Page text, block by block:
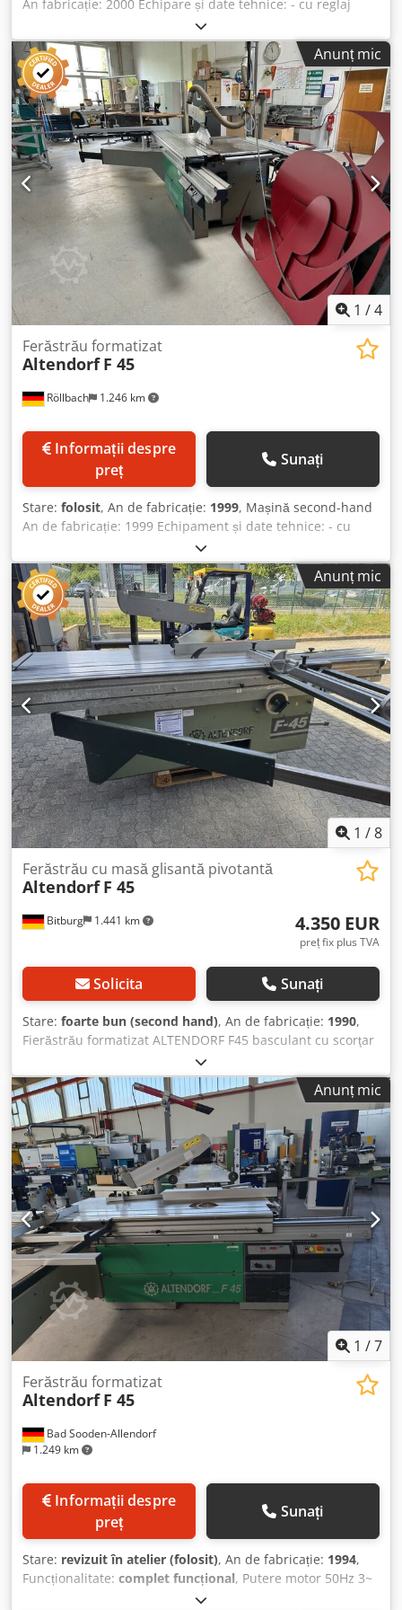
An fabricație: 2000 Echipare și date tehnice: - cu reglaj
electromecanic al înălțimii și înclinării pentru discul
principal de tăiere, introducerea dimensiunilor prin
tastatură - afișaj digital pentru unghiul de înclinare și
înălțimea de tăiere - Execuție conform CE - Lungime de
tăiere 3000 mm - cu blocare în poziția mediană și la capăt -
Lățime de tăiere 1300 mm - Reglaj fin la ghidajul paralel -
Diametru max. disc de tăiere 450 mm - Înălțime max. de
tăiere 150 mm - Înălțime de tăiere max. aprox. 106 mm la
45° - Motor de 5,5 kW cu 4 turații 3000/4000/5000/6000
rpm, reglabil manual - cu frână automată și afișaj digital al
turației - incizor pe 2 axe cu reglare electromecanică a
înălțimii și poziției laterale - Sistem de incizare RAPIDO -
Opritor de unghi dublu DUPLEX Disponibilitate: imediată
Dsdpjzk N Szefx Afhokr Locație: 63934 Röllbach
Anunț mic
1 /4
Röllbach 1.246 km
Ferăstrău formatizat
Altendorf F 45
preț
Sunați
Stare: folosit, An de fabricație: 1999, Mașină second-hand
An de fabricație: 1999 Echipament și date tehnice: - cu
ajustare electromotorizată a înălțimii și a unghiului de
înclinare pentru lama principală, introducerea
dimensiunilor prin intermediul tastaturii - afișaj digital al
unghiului de înclinare și al înălțimii de tăiere - versiune CE
- lungime de tăiere 3000 mm - cu blocare pentru poziția
centrală și pozițiile de capăt - lățime de tăiere 1000 mm -
cu afișaj digital și reglaj fin - înălțime de tăiere de până la
175 mm pentru un diametru al lamei de 500 mm (în acest
caz, dispozitivul de pre-tăiere trebuie demontat) - motor
de 5,5 kW cu 4 viteze de rotație: 3/45/6000 rpm, reglabil
manual - cu frână automată și afișaj digital al vitezei de
rotație Dsdpfxjzk N Ngo Afhskr - dispozitiv de pre-tăiere cu
2 axe, cu ajustare electromotorizată a înălțimii și a poziției
laterale Disponibilitate: pe termen scurt Locație: 63934
Röllbach
Anunț mic
1 /8
Bitburg 1.441 km
Ferăstrău cu masă glisantă pivotantă
Altendorf F 45
4.350 EUR
preț fix plus TVA
Solicita Sunați
Stare: foarte bun (second hand), An de fabricație: 1990,
Fierăstrău formatizat ALTENDORF F45 basculant cu scorţar
Dksdpfszipw Iox Afhor Agregat de scorţar, dubla masă cu
role, basculant, limitator paralel, masă de extensie,
prelungire masă din aluminiu eloxat, lărgire masă din
aluminiu eloxat, captuşeală superioară îngustă şi lată -----
Date tehnice ----- Domeniu de înclinare: 45°, lungime masă
glisantă: 3.200 mm, lăţime de tăiere: 1.250 mm, diametru
max. pânză: 450 mm, putere motor: 5,5 kW, 3 turaţii
diametru racord aspiraţie: 80 / 120 mm Locaţie: din stoc
54634 Bitburg - disponibil imediat -
Anunț mic
1 /7
Bad Sooden-Allendorf
1.249 km
Ferăstrău formatizat
Altendorf F 45
preț
Sunați
Stare: revizuit în atelier (folosit), An de fabricație: 1994,
Funcționalitate: complet funcțional, Putere motor 50Hz 3~
400V 5,5kW Masă culisantă 2800 mm fără incizor afișaj